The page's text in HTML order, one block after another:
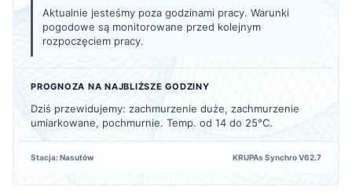
Aktualnie jesteśmy poza godzinami pracy. Warunki
pogodowe są monitorowane przed kolejnym
rozpoczęciem pracy.
PROGNOZA NA NAJBLIŻSZE GODZINY
Dziś przewidujemy: zachmurzenie duże, zachmurzenie
umiarkowane, pochmurnie. Temp. od 14 do 25°C.
Stacja: Nasutów KRUPAs Synchro V62.7